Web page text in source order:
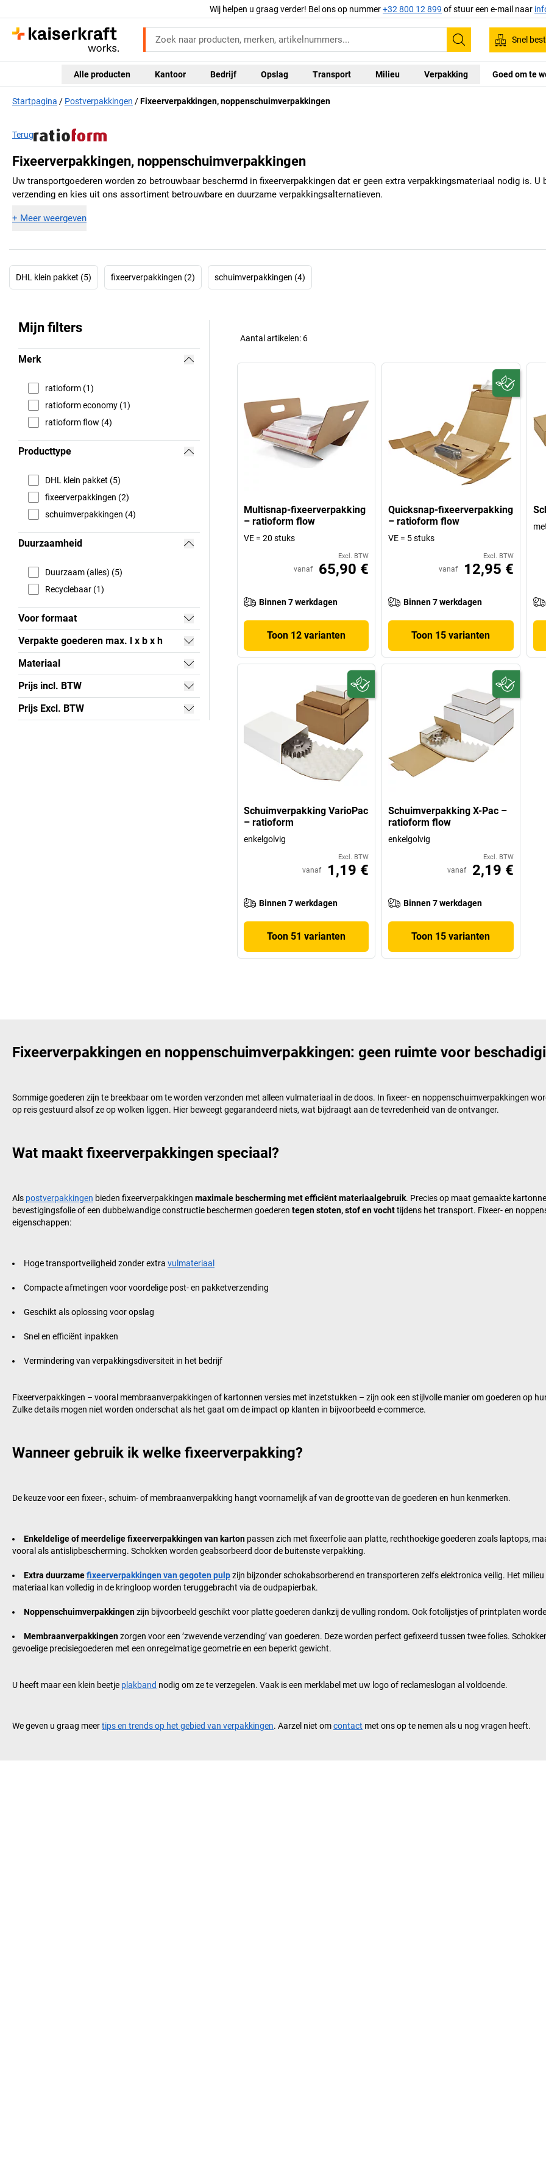
Wij helpen u graag verder! Bel ons op nummer+32 800 12 899 of stuur een e-mail naar
Zoeken
Snel
Alle producten Kantoor Bedrijf Opslag Transport Milieu Verpakking Goed om te
Startpagina Postverpakkingen Fixeerverpakkingen, noppenschuimverpakkingen
Terug
Fixeerverpakkingen, noppenschuimverpakkingen
Uw transportgoederen worden zo betrouwbaar beschermd in fixeerverpakkingen dat er geen extra verpakkingsmateriaal nodig is.
verzending en kies uit ons assortiment betrouwbare en duurzame verpakkingsalternatieven.
+ Meer weergeven
DHL klein pakket (5) fixeerverpakkingen (2) schuimverpakkingen (4)
Mijn filters
Merk
ratioform (1)
ratioform economy (1)
ratioform flow (4)
Producttype
DHL klein pakket (5)
fixeerverpakkingen (2)
schuimverpakkingen (4)
Duurzaamheid
Duurzaam (alles) (5)
Recyclebaar (1)
Voor formaat
Verpakte goederen max. l x b x h
Materiaal
Prijs incl. BTW
Prijs Excl. BTW
Aantal artikelen: 6
Multisnap-fixeerverpakking
– ratioform flow
VE = 20 stuks
Excl. BTW
vanaf 65,90 €
Binnen 7 werkdagen
Toon 12 varianten
Quicksnap-fixeerverpakking
– ratioform flow
VE = 5 stuks
Excl. BTW
vanaf 12,95 €
Binnen 7 werkdagen
Toon 15 varianten
Schuimverpakking VarioPac
– ratioform
enkelgolvig
Excl. BTW
vanaf 1,19 €
Binnen 7 werkdagen
Toon 51 varianten
Schuimverpakking X-Pac –
ratioform flow
enkelgolvig
Excl. BTW
vanaf 2,19 €
Binnen 7 werkdagen
Toon 15 varianten
Fixeerverpakkingen en noppenschuimverpakkingen: geen ruimte voor
Sommige goederen zijn te breekbaar om te worden verzonden met alleen vulmateriaal in de doos. In fixeer- en noppenschuimverpakkingen
op reis gestuurd alsof ze op wolken liggen. Hier beweegt gegarandeerd niets, wat bijdraagt aan de tevredenheid van de ontvanger.
Wat maakt fixeerverpakkingen speciaal?
Als postverpakkingen bieden fixeerverpakkingen maximale bescherming met efficiënt materiaalgebruik. Precies op maat gemaakte
bevestigingsfolie of een dubbelwandige constructie beschermen goederen tegen stoten, stof en vochttijdens het transport. Fixeer- en
eigenschappen:
Hoge transportveiligheid zonder extra vulmateriaal
Compacte afmetingen voor voordelige post- en pakketverzending
Geschikt als oplossing voor opslag
Snel en efficiënt inpakken
Vermindering van verpakkingsdiversiteit in het bedrijf
Fixeerverpakkingen – vooral membraanverpakkingen of kartonnen versies met inzetstukken – zijn ook een stijlvolle manier om goederen op
Zulke details mogen niet worden onderschat als het gaat om de impact op klanten in bijvoorbeeld e-commerce.
Wanneer gebruik ik welke fixeerverpakking?
De keuze voor een fixeer-, schuim- of membraanverpakking hangt voornamelijk af van de grootte van de goederen en hun kenmerken.
Enkeldelige of meerdelige fixeerverpakkingen van karton passen zich met fixeerfolie aan platte, rechthoekige goederen zoals laptops,
vooral als antislipbescherming. Schokken worden geabsorbeerd door de buitenste verpakking.
Extra duurzamefixeerverpakkingen van gegoten pulpzijn bijzonder schokabsorberend en transporteren zelfs elektronica veilig. Het
materiaal kan volledig in de kringloop worden teruggebracht via de oudpapierbak.
Noppenschuimverpakkingenzijn bijvoorbeeld geschikt voor platte goederen dankzij de vulling rondom. Ook fotolijstjes of printplaten
Membraanverpakkingenzorgen voor een ’zwevende verzending’ van goederen. Deze worden perfect gefixeerd tussen twee folies.
gevoelige precisiegoederen met een onregelmatige geometrie en een beperkt gewicht.
U heeft maar een klein beetje plakband nodig om ze te verzegelen. Vaak is een merklabel met uw logo of reclameslogan al voldoende.
We geven u graag meertips en trends op het gebied van verpakkingen. Aarzel niet omcontact met ons op te nemen als u nog vragen heeft.